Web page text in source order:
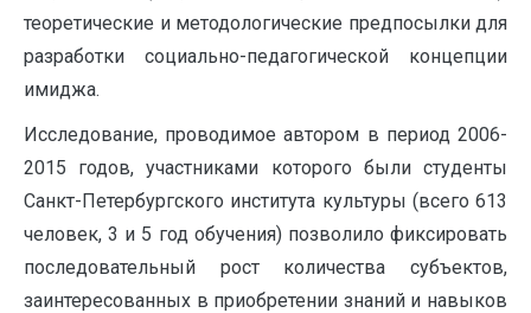
теоретические и методологические предпосылки для
разработки социально-педагогической концепции
имиджа.
Исследование, проводимое автором в период 2006-
2015 годов, участниками которого были студенты
Санкт-Петербургского института культуры (всего 613
человек, 3 и 5 год обучения) позволило фиксировать
последовательный рост количества субъектов,
заинтересованных в приобретении знаний и навыков